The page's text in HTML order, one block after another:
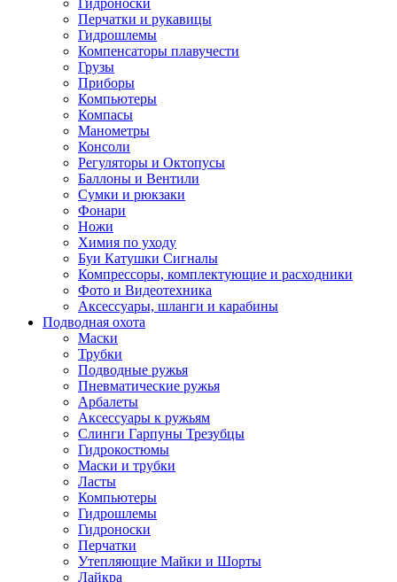
Гидроноски
Перчатки и рукавицы
Гидрошлемы
Компенсаторы плавучести
Грузы
Приборы
Компьютеры
Компасы
Манометры
Консоли
Регуляторы и Октопусы
Баллоны и Вентили
Сумки и рюкзаки
Фонари
Ножи
Химия по уходу
Буи Катушки Сигналы
Компрессоры, комплектующие и расходники
Фото и Видеотехника
Аксессуары, шланги и карабины
Подводная охота
Маски
Трубки
Подводные ружья
Пневматические ружья
Арбалеты
Аксессуары к ружьям
Слинги Гарпуны Трезубцы
Гидрокостюмы
Маски и трубки
Ласты
Компьютеры
Гидрошлемы
Гидроноски
Перчатки
Утепляющие Майки и Шорты
Лайкра